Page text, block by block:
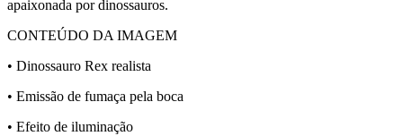
apaixonada por dinossauros.
CONTEÚDO DA IMAGEM
• Dinossauro Rex realista
• Emissão de fumaça pela boca
• Efeito de iluminação